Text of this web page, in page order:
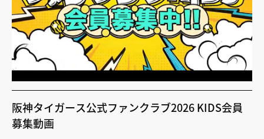
阪神タイガース公式ファンクラブ2026 KIDS会員
募集動画